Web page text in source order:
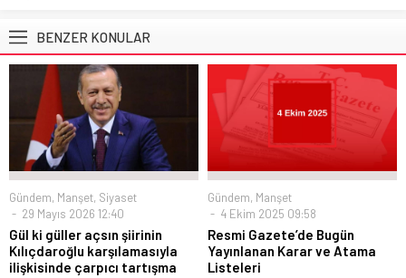
BENZER KONULAR
Gündem, Manşet, Siyaset
29 Mayıs 2026 12:40
Gül ki güller açsın şiirinin
Kılıçdaroğlu karşılamasıyla
ilişkisinde çarpıcı tartışma
Gündem, Manşet
4 Ekim 2025 09:58
Resmi Gazete’de Bugün
Yayınlanan Karar ve Atama
Listeleri